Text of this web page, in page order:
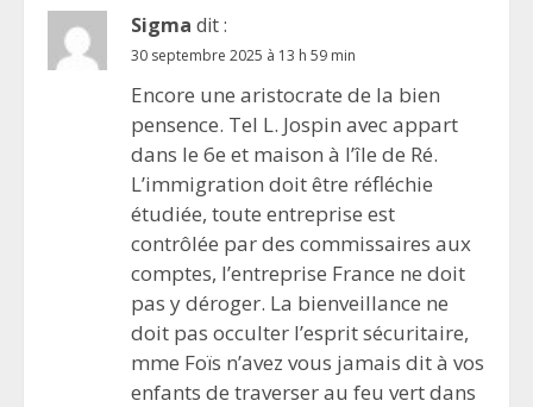
Sigma dit :
30 septembre 2025 à 13 h 59 min
Encore une aristocrate de la bien
pensence. Tel L. Jospin avec appart
dans le 6e et maison à l’île de Ré.
L’immigration doit être réfléchie
étudiée, toute entreprise est
contrôlée par des commissaires aux
comptes, l’entreprise France ne doit
pas y déroger. La bienveillance ne
doit pas occulter l’esprit sécuritaire,
mme Foïs n’avez vous jamais dit à vos
enfants de traverser au feu vert dans